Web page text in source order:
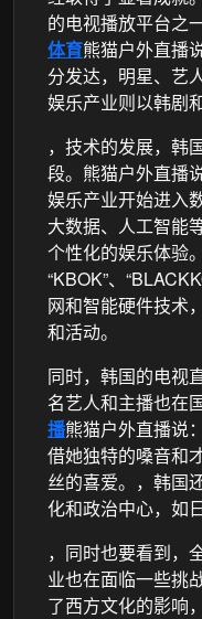
的电视播放平台之
体育熊猫户外直播
分发达，明星、艺
娱乐产业则以韩剧
，技术的发展，韩
段。熊猫户外直播
娱乐产业开始进入
大数据、人工智能
个性化的娱乐体验
“KBOK”、
网和智能硬件技术
和活动。
同时，韩国的电视
名艺人和主播也在
播熊猫户外直播说
借她独特的嗓音和
丝的喜爱。，韩国
化和政治中心，如
，同时也要看到，
业也在面临一些挑
了西方文化的影响